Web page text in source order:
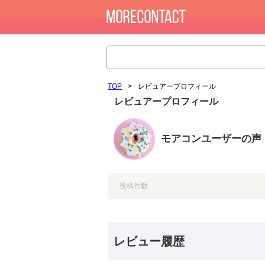
TOP > レビュアープロフィール
レビュアープロフィール
モアコンユーザーの声
投稿件数
レビュー履歴